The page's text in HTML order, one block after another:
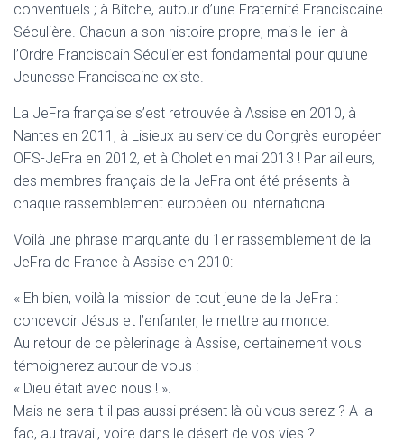
conventuels ; à Bitche, autour d’une Fraternité Franciscaine
Séculière. Chacun a son histoire propre, mais le lien à
l’Ordre Franciscain Séculier est fondamental pour qu’une
Jeunesse Franciscaine existe.
La JeFra française s’est retrouvée à Assise en 2010, à
Nantes en 2011, à Lisieux au service du Congrès européen
OFS-JeFra en 2012, et à Cholet en mai 2013 ! Par ailleurs,
des membres français de la JeFra ont été présents à
chaque rassemblement européen ou international
Voilà une phrase marquante du 1er rassemblement de la
JeFra de France à Assise en 2010:
« Eh bien, voilà la mission de tout jeune de la JeFra :
concevoir Jésus et l’enfanter, le mettre au monde.
Au retour de ce pèlerinage à Assise, certainement vous
témoignerez autour de vous :
« Dieu était avec nous ! ».
Mais ne sera-t-il pas aussi présent là où vous serez ? A la
fac, au travail, voire dans le désert de vos vies ?